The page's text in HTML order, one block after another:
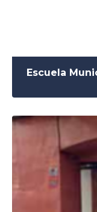
Escuela